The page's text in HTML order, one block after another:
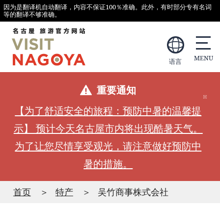
因为是翻译机自动翻译，内容不保证100％准确。此外，有时部分专有名词
等的翻译不够准确。
语言
重要通知
【为了舒适安全的旅程：预防中暑的温馨提
示】 预计今天名古屋市内将出现酷暑天气。
为了让您尽情享受观光，请注意做好预防中
暑的措施。
首页 特产 吴竹商事株式会社